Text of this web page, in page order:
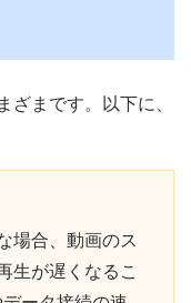
まです。以下に、
場合、動画のス
生が遅くなるこ